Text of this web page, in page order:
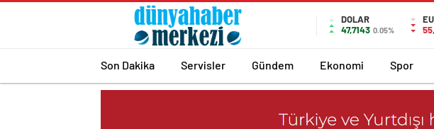
DOLAR
47,7143 0.05%
Son Dakika Servisler Gündem Ekonomi Spor